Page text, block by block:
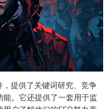
提供了关键词研究、竞争
。它还提供了一套用于监